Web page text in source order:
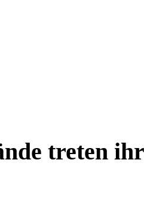
treten